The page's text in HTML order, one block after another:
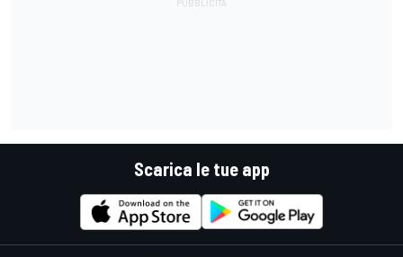
Scarica le tue app